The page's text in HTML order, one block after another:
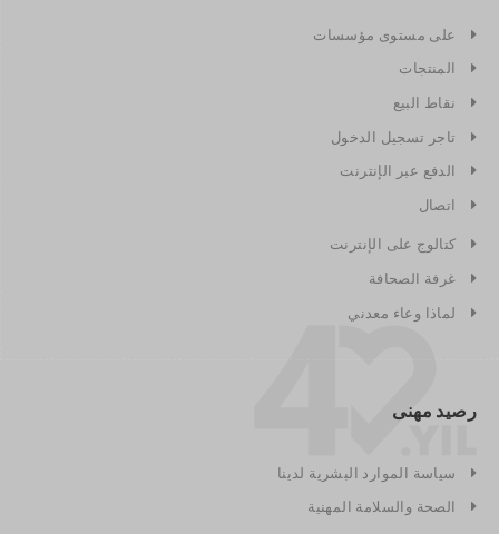
على مستوى مؤسسات
المنتجات
نقاط البيع
تاجر تسجيل الدخول
الدفع عبر الإنترنت
اتصال
كتالوج على الإنترنت
غرفة الصحافة
لماذا وعاء معدني
رصيد مهنى
سياسة الموارد البشرية لدينا
الصحة والسلامة المهنية